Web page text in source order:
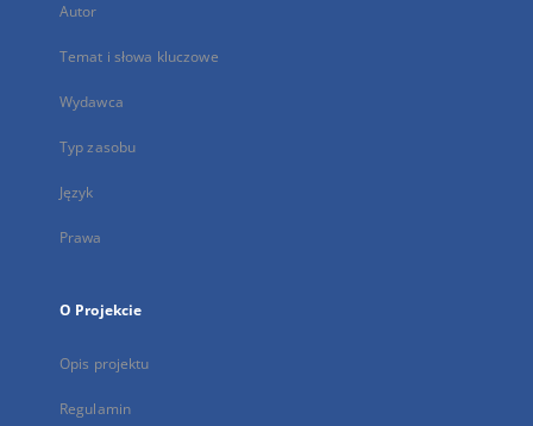
Autor
Temat i słowa kluczowe
Wydawca
Typ zasobu
Język
Prawa
O Projekcie
Opis projektu
Regulamin